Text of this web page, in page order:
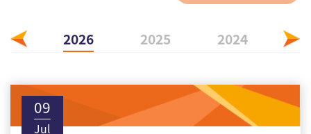
2026 2025 2024
09
Jul